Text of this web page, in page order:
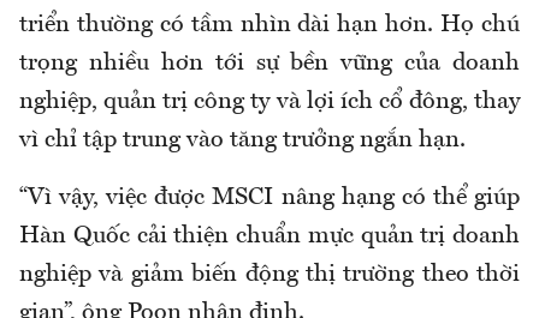
triển thường có tầm nhìn dài hạn hơn. Họ chú
trọng nhiều hơn tới sự bền vững của doanh
nghiệp, quản trị công ty và lợi ích cổ đông, thay
vì chỉ tập trung vào tăng trưởng ngắn hạn.
“Vì vậy, việc được MSCI nâng hạng có thể giúp
Hàn Quốc cải thiện chuẩn mực quản trị doanh
nghiệp và giảm biến động thị trường theo thời
gian”, ông Poon nhận định.